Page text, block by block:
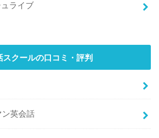
ライブ
スクールの口コミ・評判
英会話